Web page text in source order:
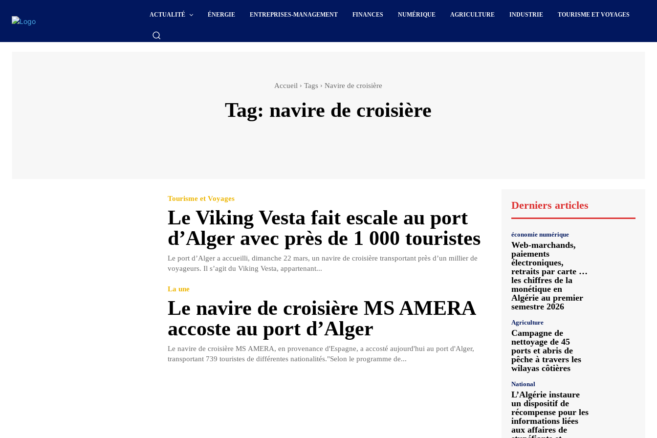
ACTUALITÉ ÉNERGIE ENTREPRISES-MANAGEMENT FINANCES NUMÉRIQUE AGRICULTURE INDUSTRIE TOURISME ET VOYAGES
Accueil Tags Navire de croisière
Tag: navire de croisière
Tourisme et Voyages
Le Viking Vesta fait escale au port
d’Alger avec près de 1 000 touristes
Le port d’Alger a accueilli, dimanche 22 mars, un navire de croisière transportant près d’un millier de
voyageurs. Il s’agit du Viking Vesta, appartenant...
La une
Le navire de croisière MS AMERA
accoste au port d’Alger
Le navire de croisière MS AMERA, en provenance d'Espagne, a accosté aujourd'hui au port d'Alger,
transportant 739 touristes de différentes nationalités."Selon le programme de...
Derniers articles
économie numérique
Web-marchands,
paiements
électroniques,
retraits par carte …
les chiffres de la
monétique en
Algérie au premier
semestre 2026
Agriculture
Campagne de
nettoyage de 45
ports et abris de
pêche à travers les
wilayas côtières
National
L’Algérie instaure
un dispositif de
récompense pour les
informations liées
aux affaires de